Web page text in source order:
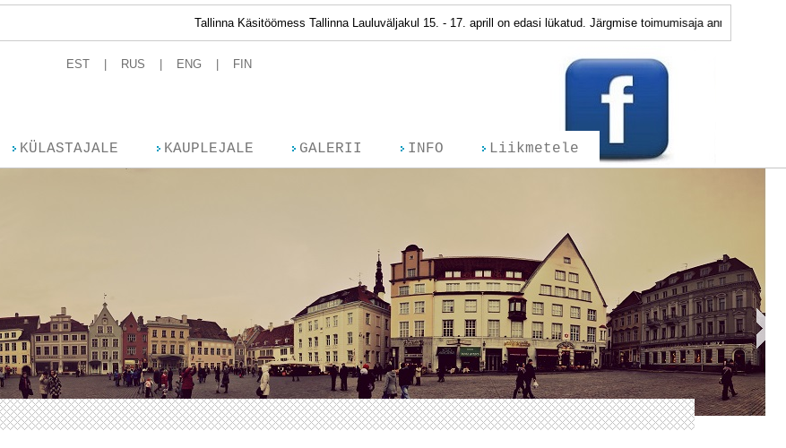
Tallinna Käsitöömess Tallinna Lauluväljakul 15. - 17. aprill on edasi lükatud. Järgmise toimumisaja anname teada
EST RUS ENG FIN
KÜLASTAJALE KAUPLEJALE GALERII INFO Liikmetele